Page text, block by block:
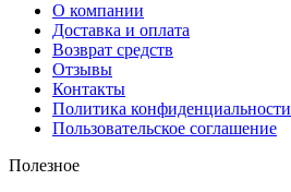
О компании
Доставка и оплата
Возврат средств
Отзывы
Контакты
Политика конфиденциальности
Пользовательское соглашение
Полезное